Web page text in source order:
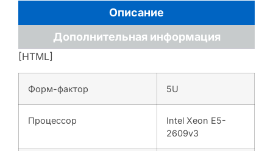
Описание
Дополнительная информация
[HTML]
Форм-фактор 5U
Процессор
Intel Xeon E5-
2609v3